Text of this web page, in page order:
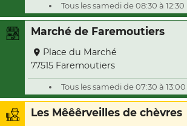
Tous les samedi de 08:30 à 12:30
Marché de Faremoutiers
Place du Marché
77515 Faremoutiers
Tous les samedi de 07:30 à 13:00
Les Mêêêrveilles de chèvres